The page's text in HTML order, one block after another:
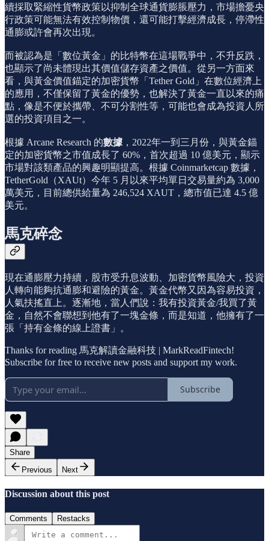
續採取緊縮性貨幣政策以抑制全球通貨膨脹壓力，市場擔憂央
行政策可能無法有效控制物價，還可能打擊經濟成長，停滯性
通膨或許會再次出現。
而被認為是「數位黃金」的比特幣在這場戰爭中，不升反跌，
也顯示了尚未體現出其價值儲存資產之價值。從另一方面來
看，與黃金價值錨定的加密貨幣「Tether Gold」在數位經濟上
的應用，不僅保留了黃金的優勢，也解決了黃金一直以來的痛
點，像是不便於攜帶、不可分割性等，可能也會成為投資人所
選的投資項目之一。
根據 Arcane Research 的數據 ，2022年一到三月份，與黃金錨
定的加密貨幣之市值成長了 60%，首次超過 10 億美元，顯示
市場對該類產品的興趣明顯提高。根據 Coinmarketcap 數據，
TetherGold（XAUt）今年 5 月以來平均單日交易量約為 3,000
萬美元，目前總供給量為 246,524 XAUT，總市值已達 4.5 億
美元。
馬克碎念
現在通膨壓力持續，股市受升息波動、加密貨幣風險大，投資
人轉向能夠抗通膨和避險的黃金。黃金代幣又因為容易投資，
人氣扶搖直上。逐漸地，當人們說：我有投資黃金/我買了黃
金，自然不會聯想到他有了一塊金條，而是知道，他擁有了一
張「持有金條的線上證書」。
Thanks for reading 馬克解讀金融科技 | MarkReadFintech!
Subscribe for free to receive new posts and support my work.
Subscribe
Share
Previous
Next
Discussion about this post
Comments Restacks